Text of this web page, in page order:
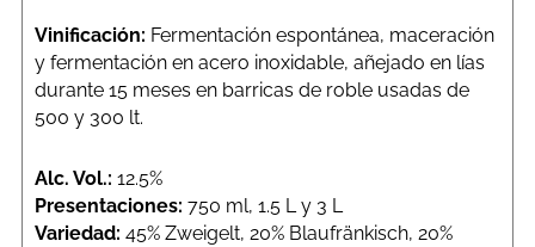
Vinificación: Fermentación espontánea, maceración
y fermentación en acero inoxidable, añejado en lías
durante 15 meses en barricas de roble usadas de
500 y 300 lt.
Alc. Vol.: 12.5%
Presentaciones: 750 ml, 1.5 L y 3 L
Variedad: 45% Zweigelt, 20% Blaufränkisch, 20%